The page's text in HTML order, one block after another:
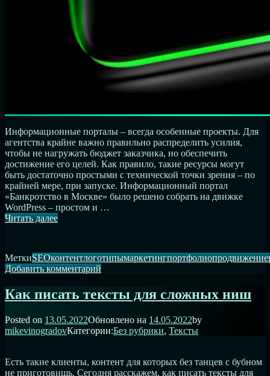
Информационные порталы – всегда особенные проекты. Для
агентства крайне важно правильно распределить усилия,
чтобы не нагружать бюджет заказчика, но обеспечить
достижение его целей. Как правило, такие ресурсы могут
быть достаточно простыми с технической точки зрения – по
крайней мере, при запуске. Информационный портал
«Банкротство в Москве» было решено собрать на движке
WordPress – простом и …
Читать далееПортфолио:
в
Москве»
МеткиSEOконтентлоготипымаркетингпортфолиопродвижение
Добавить комментарийк
Информационный
«Банкротство
в
Как писать тексты для сложных ниш
Posted on 13.05.2022Обновлено на 14.05.2022by
mikevinogradovКатегории:Без рубрики, Тексты
Есть такие клиенты, контент для которых без танцев с бубном
не приготовишь. Сегодня расскажем, как писать тексты для